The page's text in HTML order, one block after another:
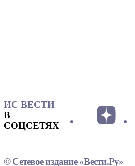
ИС ВЕСТИ
В
СОЦСЕТЯХ
© Сетевое издание «Вести.Ру»